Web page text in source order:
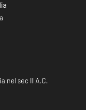
nel sec II A.C.